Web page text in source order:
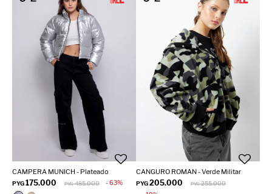
CAMPERA MUNICH - Plateado
PYG175.000 PYG 485.000 63
CANGURO ROMAN - Verde Militar
PYG205.000 PYG 255.000